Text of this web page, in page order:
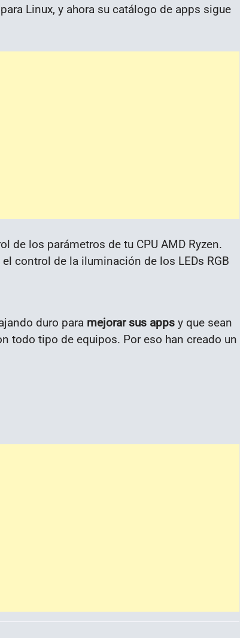
Linux, y ahora su catálogo de apps sigue
de los parámetros de tu CPU AMD Ryzen.
el control de la iluminación de los LEDs RGB
duro para mejorar sus apps y que sean
todo tipo de equipos. Por eso han creado un